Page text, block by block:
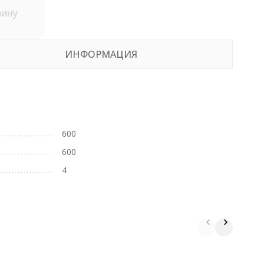
ИНФОРМАЦИЯ
600
600
4